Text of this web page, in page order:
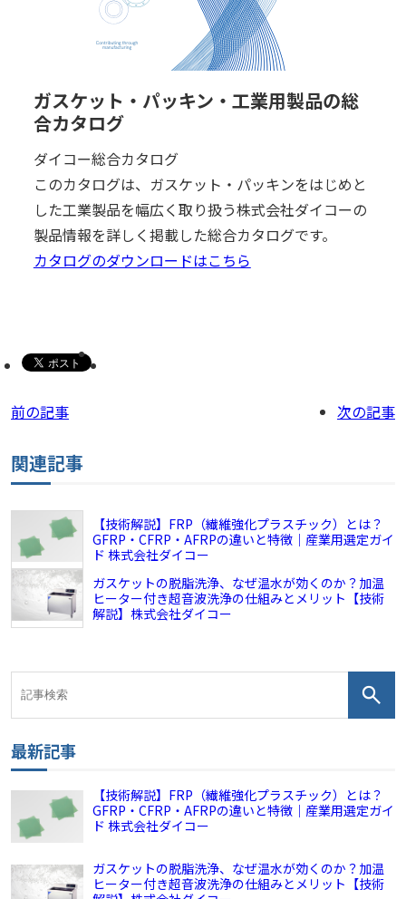
ガスケット・パッキン・工業用製品の総
合カタログ
ダイコー総合カタログ
このカタログは、ガスケット・パッキンをはじめと
した工業製品を幅広く取り扱う株式会社ダイコーの
製品情報を詳しく掲載した総合カタログです。
カタログのダウンロードはこちら
前の記事 次の記事
関連記事
【技術解説】FRP（繊維強化プラスチック）とは？
GFRP・CFRP・AFRPの違いと特徴｜産業用選定ガイ
ド 株式会社ダイコー
ガスケットの脱脂洗浄、なぜ温水が効くのか？加温
ヒーター付き超音波洗浄の仕組みとメリット【技術
解説】株式会社ダイコー
最新記事
【技術解説】FRP（繊維強化プラスチック）とは？
GFRP・CFRP・AFRPの違いと特徴｜産業用選定ガイ
ド 株式会社ダイコー
ガスケットの脱脂洗浄、なぜ温水が効くのか？加温
ヒーター付き超音波洗浄の仕組みとメリット【技術